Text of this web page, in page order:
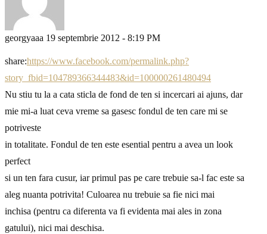
georgyaaa 19 septembrie 2012 - 8:19 PM
share:https://www.facebook.com/permalink.php?
story_fbid=104789366344483&id=100000261480494
Nu stiu tu la a cata sticla de fond de ten si incercari ai ajuns, dar
mie mi-a luat ceva vreme sa gasesc fondul de ten care mi se
potriveste
in totalitate. Fondul de ten este esential pentru a avea un look
perfect
si un ten fara cusur, iar primul pas pe care trebuie sa-l fac este sa
aleg nuanta potrivita! Culoarea nu trebuie sa fie nici mai
inchisa (pentru ca diferenta va fi evidenta mai ales in zona
gatului), nici mai deschisa.